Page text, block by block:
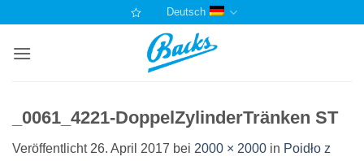
springen
Deutsch
_0061_4221-DoppelZylinderTränken ST
Veröffentlicht 26. April 2017 bei 2000 × 2000 in Poidło z